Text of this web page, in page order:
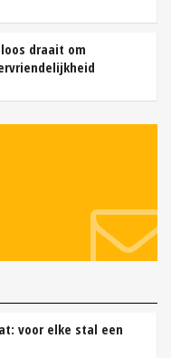
draait om
voor elke stal een